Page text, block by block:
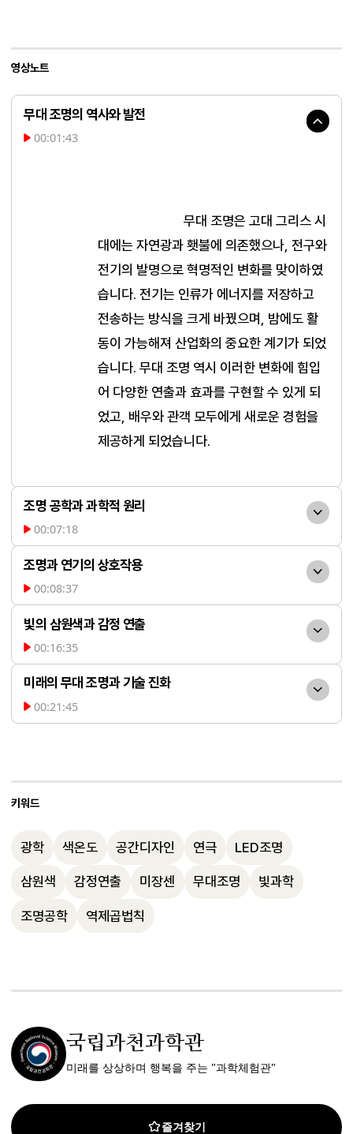
영상노트
무대 조명의 역사와 발전
00:01:43
무대 조명은 고대 그리스 시
대에는 자연광과 횃불에 의존했으나, 전구와
전기의 발명으로 혁명적인 변화를 맞이하였
습니다. 전기는 인류가 에너지를 저장하고
전송하는 방식을 크게 바꿨으며, 밤에도 활
동이 가능해져 산업화의 중요한 계기가 되었
습니다. 무대 조명 역시 이러한 변화에 힘입
어 다양한 연출과 효과를 구현할 수 있게 되
었고, 배우와 관객 모두에게 새로운 경험을
제공하게 되었습니다.
조명 공학과 과학적 원리
00:07:18
무대 조명에는 '역제곱의 법
칙'과 같은 과학적 원리가 적용됩니다. 빛의
때문에, 조명 설치 시 거리와 각도를 세밀하
게 조절해야 합니다. 또한, RGB 삼원색 조합
을 통해 다양한 색의 빛을 만들 수 있으며, 이
는 인간의 원추세포가 세 가지 색만 인식하
는 생물학적 원리와도 연결됩니다. 조명의
조명과 연기의 상호작용
00:08:37
실제 무대에서 조명은 배우
의 연기와 분위기에 직접적인 영향을 미칩니
표정과 감정 전달이 달라지며, 관객의 몰입
도도 크게 좌우됩니다. 예를 들어, 조명이 꺼
는 극적인 효과를 극대화합니다. 또한, 조명
빛의 삼원색과 감정 연출
00:16:35
무대 조명은 RGB(빨강, 초
록, 파랑) 삼원색을 조합하여 다양한 색을 만
부교감 신경계의 활성화와도 연관되어 있으
극적으로 활용하고 있습니다.
미래의 무대 조명과 기술 진화
00:21:45
무대 조명은 홀로그램, 픽셀
영상과의 동기화, 데이터 기반의 일관된 연
출까지 다양한 발전이 이루어지고 있습니다.
겸하게 될 전망이며, 조명만으로도 무대 세
키워드
광학 색온도 공간디자인 연극 LED조명
삼원색 감정연출 미장센 무대조명 빛과학
조명공학 역제곱법칙
국립과천과학관
미래를 상상하며 행복을 주는 "과학체험관"
즐겨찾기